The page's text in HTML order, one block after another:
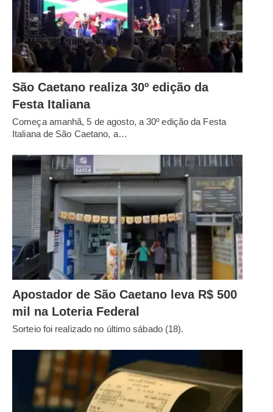
São Caetano realiza 30º edição da
Festa Italiana
Começa amanhã, 5 de agosto, a 30º edição da Festa
Italiana de São Caetano, a…
Apostador de São Caetano leva R$ 500
mil na Loteria Federal
Sorteio foi realizado no último sábado (18).